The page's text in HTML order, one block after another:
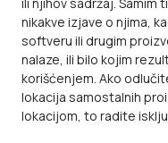
nikakve izjave o njima,
softveru ili drugim
nalaze, ili bilo kojim
korišćenjem. Ako
lokacija samostalnih
lokacijom, to radite